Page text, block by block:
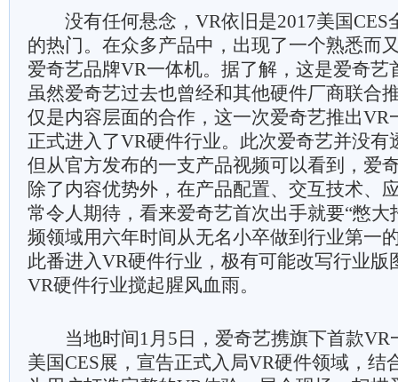
没有任何悬念，VR依旧是2017美国CES
的热门。在众多产品中，出现了一个熟悉而
爱奇艺品牌VR一体机。据了解，这是爱奇艺
虽然爱奇艺过去也曾经和其他硬件厂商联合
仅是内容层面的合作，这一次爱奇艺推出VR
正式进入了VR硬件行业。此次爱奇艺并没有
但从官方发布的一支产品视频可以看到，爱
除了内容优势外，在产品配置、交互技术、
常令人期待，看来爱奇艺首次出手就要“憋大
频领域用六年时间从无名小卒做到行业第一
此番进入VR硬件行业，极有可能改写行业版
VR硬件行业搅起腥风血雨。
当地时间1月5日，爱奇艺携旗下首款VR
美国CES展，宣告正式入局VR硬件领域，结